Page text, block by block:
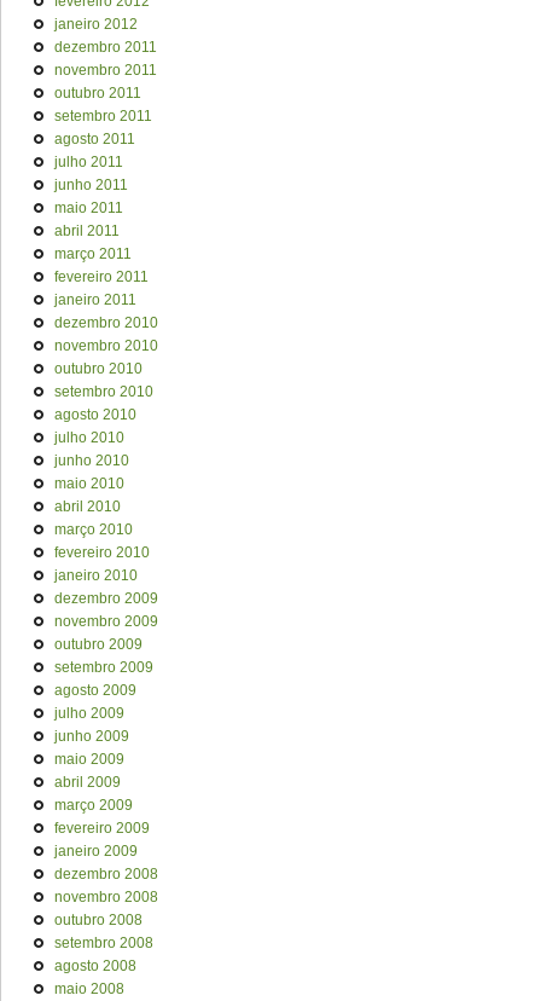
janeiro 2012
dezembro 2011
novembro 2011
outubro 2011
setembro 2011
agosto 2011
julho 2011
junho 2011
maio 2011
abril 2011
março 2011
fevereiro 2011
janeiro 2011
dezembro 2010
novembro 2010
outubro 2010
setembro 2010
agosto 2010
julho 2010
junho 2010
maio 2010
abril 2010
março 2010
fevereiro 2010
janeiro 2010
dezembro 2009
novembro 2009
outubro 2009
setembro 2009
agosto 2009
julho 2009
junho 2009
maio 2009
abril 2009
março 2009
fevereiro 2009
janeiro 2009
dezembro 2008
novembro 2008
outubro 2008
setembro 2008
agosto 2008
maio 2008